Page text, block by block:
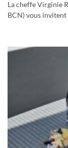
La cheffe Virginie
BCN) vous invitent